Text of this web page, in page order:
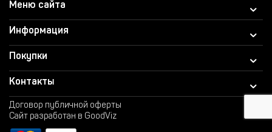
Меню сайта
Информация
Покупки
Контакты
Договор публичной оферты
Сайт разработан в GoodViz